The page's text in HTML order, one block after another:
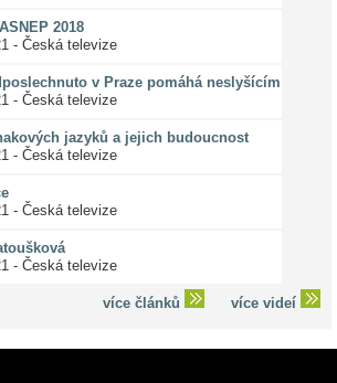
2018
- Česká televize
v Praze pomáhá neslyšícím
- Česká televize
jazyků a jejich budoucnost
- Česká televize
- Česká televize
- Česká televize
více článků více videí